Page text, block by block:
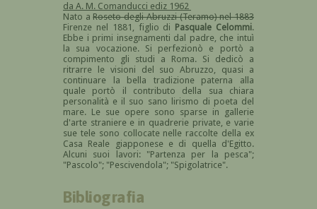
da A. M. Comanducci ediz 1962
Nato aRoseto degli Abruzzi (Teramo) nel 1883
Firenze nel 1881, figlio di Pasquale Celommi.
Ebbe i primi insegnamenti dal padre, che intuì
la sua vocazione. Si perfezionò e portò a
compimento gli studi a Roma. Si dedicò a
ritrarre le visioni del suo Abruzzo, quasi a
continuare la bella tradizione paterna alla
quale portò il contributo della sua chiara
personalità e il suo sano lirismo di poeta del
mare. Le sue opere sono sparse in gallerie
d'arte straniere e in quadrerie private, e varie
sue tele sono collocate nelle raccolte della ex
Casa Reale giapponese e di quella d'Egitto.
Alcuni suoi lavori: "Partenza per la pesca";
"Pascolo"; "Pescivendola"; "Spigolatrice".
Bibliografia